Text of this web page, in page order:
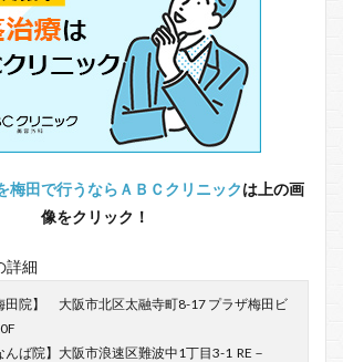
梅田で行うならＡＢＣクリニックは上の画
像をクリック！
詳細
田院】 大阪市北区太融寺町8-17 プラザ梅田ビ
んば院】大阪市浪速区難波中1丁目3-1 RE－